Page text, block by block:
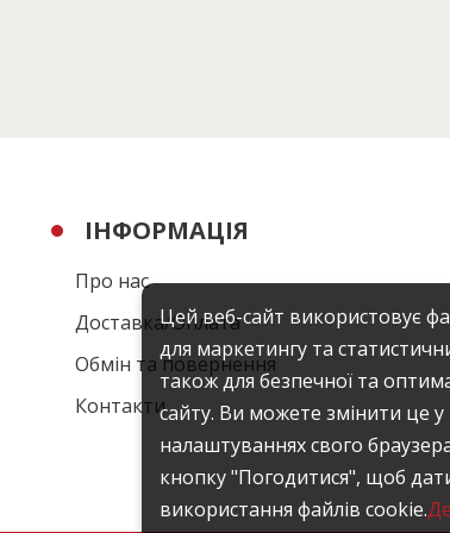
ІНФОРМАЦІЯ
Про нас
Доставка/Оплата
Обмін та повернення
Контакти
Цей веб-сайт використовує
для маркетингу та
також для безпечної та
сайту. Ви можете змінити це у
налаштуваннях свого
кнопку "Погодитися", щоб
використання файлів cookie.